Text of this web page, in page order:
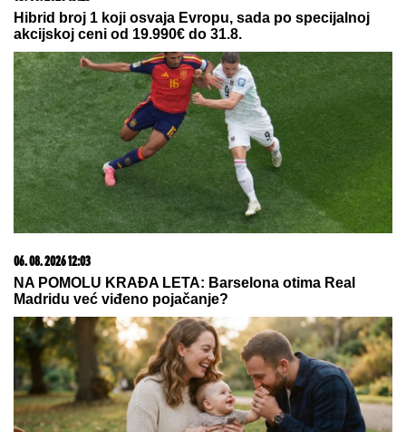
23. 07. 2026 12:47
Letnje večeri u gradu više nisu rezervisane za vikend:
Zašto sve više ljudi bira večeru koja se spontano
pretvori u druženje
05. 08. 2026 14:12
Koliko visoku temperaturu ljudsko telo može da izdrži?